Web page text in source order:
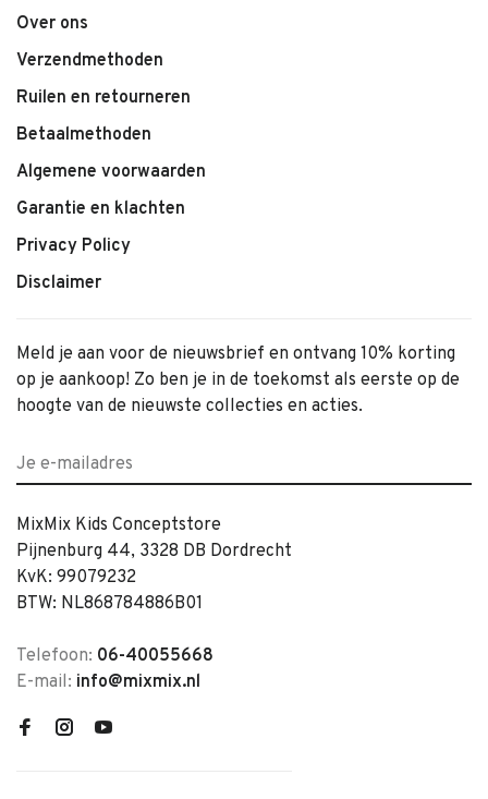
Over ons
Verzendmethoden
Ruilen en retourneren
Betaalmethoden
Algemene voorwaarden
Garantie en klachten
Privacy Policy
Disclaimer
Meld je aan voor de nieuwsbrief en ontvang 10% korting
op je aankoop! Zo ben je in de toekomst als eerste op de
hoogte van de nieuwste collecties en acties.
MixMix Kids Conceptstore
Pijnenburg 44, 3328 DB Dordrecht
KvK: 99079232
BTW: NL868784886B01
Telefoon: 06-40055668
E-mail: info@mixmix.nl